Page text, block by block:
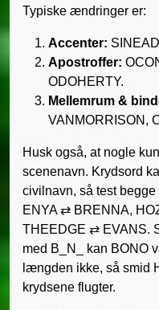
Typiske ændringer er:
Accenter:
Apostroffer:
ODOHERTY.
Mellemrum &
VANMORRISON,
Husk også, at nogle
scenenavn. Krydsord
civilnavn, så test
ENYA ⇄ BRENNA,
THEEDGE ⇄ EVANS.
med B_N_ kan BONO
længden ikke, så smid
krydsene flugter.